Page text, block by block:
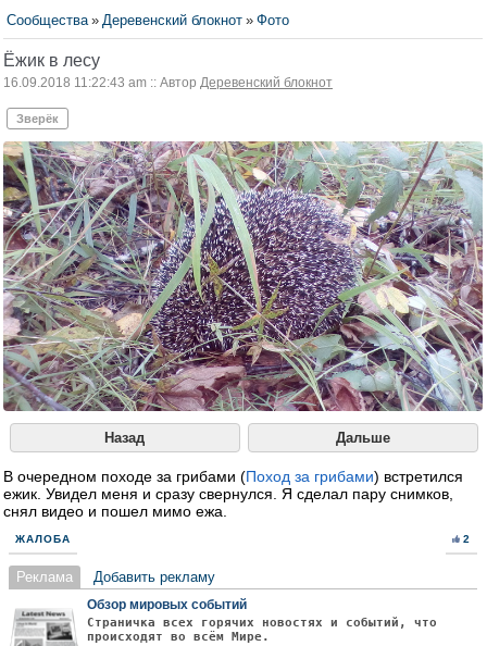
Сообщества » Деревенский блокнот » Фото
Ёжик в лесу
16.09.2018 11:22:43 am :: Автор Деревенский блокнот
Зверёк
Назад Дальше
В очередном походе за грибами (Поход за грибами) встретился
ежик. Увидел меня и сразу свернулся. Я сделал пару снимков,
снял видео и пошел мимо ежа.
ЖАЛОБА 2
Реклама Добавить рекламу
Обзор мировых событий
Страничка всех горячих новостях и событий, что
происходят во всём Мире.